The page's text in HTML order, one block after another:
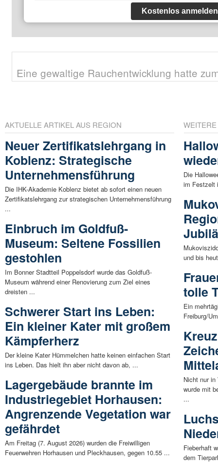
Kostenlos anmelden
Eine gewaltige Rauchentwicklung hatte
AKTUELLE ARTIKEL AUS REGION
Neuer Zertifikatslehrgang in
Koblenz: Strategische
Unternehmensführung
Die IHK-Akademie Koblenz bietet ab sofort einen neuen
Zertifikatslehrgang zur strategischen Unternehmensführung
...
Einbruch im Goldfuß-
Museum: Seltene Fossilien
gestohlen
Im Bonner Stadtteil Poppelsdorf wurde das Goldfuß-
Museum während einer Renovierung zum Ziel eines
dreisten ...
Schwerer Start ins Leben:
Ein kleiner Kater mit großem
Kämpferherz
Der kleine Kater Hümmelchen hatte keinen einfachen Start
ins Leben. Das hielt ihn aber nicht davon ab, ...
Lagergebäude brannte im
Industriegebiet Horhausen:
Angrenzende Vegetation war
gefährdet
Am Freitag (7. August 2026) wurden die Freiwilligen
Feuerwehren Horhausen und Pleckhausen, gegen 10.55 ...
Die
im Festzelt
und bis
tolle
Ein
Freiburg/
Nicht nur in
wurde mit
...
Fieberhaft
dem